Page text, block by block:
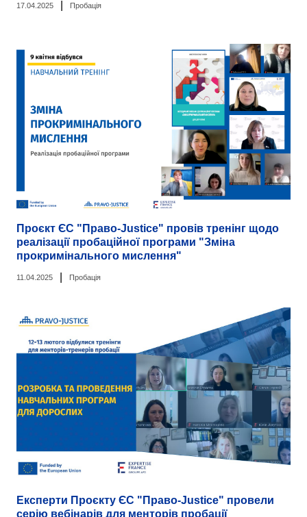
17.04.2025 Пробація
Проєкт ЄС "Право-Justice" провів тренінг щодо
реалізації пробаційної програми "Зміна
прокримінального мислення"
11.04.2025 Пробація
Експерти Проєкту ЄС "Право-Justice" провели
серію вебінарів для менторів пробації